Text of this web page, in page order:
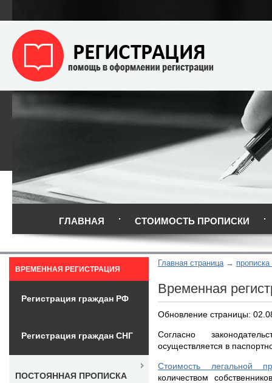
ГЛАВНАЯ СТОИМОСТЬ ПРОПИСКИ
Главная страница
Временная
Обновление страницы:
Согласно
осуществляется в
Стоимость легальной
количеством
ВРЕМЕННАЯ РЕГИСТРАЦИЯ
Регистрация граждан РФ
Регистрация граждан СНГ
ПОСТОЯННАЯ ПРОПИСКА